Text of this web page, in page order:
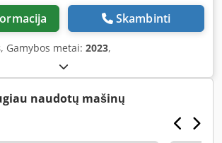
Skambinti
, Gamybos metai: 2023,
naudotų mašinų